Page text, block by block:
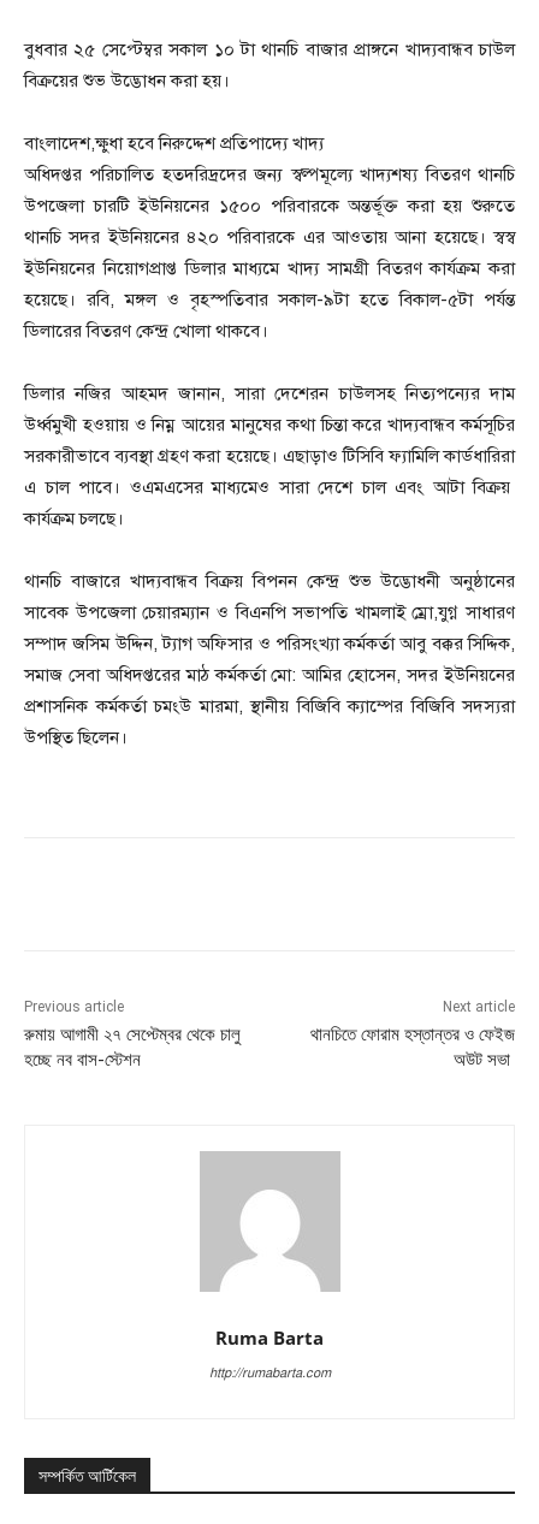
বুধবার ২৫ সেপ্টেম্বর সকাল ১০ টা থানচি বাজার প্রাঙ্গনে খাদ্যবান্ধব চাউল
বিক্রয়ের শুভ উদ্ভোধন করা হয়।
বাংলাদেশ,ক্ষুধা হবে নিরুদ্দেশ প্রতিপাদ্যে খাদ্য
অধিদপ্তর পরিচালিত হতদরিদ্রদের জন্য স্বল্পমূল্যে খাদ্যশষ্য বিতরণ থানচি
উপজেলা চারটি ইউনিয়নের ১৫০০ পরিবারকে অন্তর্ভূক্ত করা হয় শুরুতে
থানচি সদর ইউনিয়নের ৪২০ পরিবারকে এর আওতায় আনা হয়েছে। স্বস্ব
ইউনিয়নের নিয়োগপ্রাপ্ত ডিলার মাধ্যমে খাদ্য সামগ্রী বিতরণ কার্যক্রম করা
হয়েছে। রবি, মঙ্গল ও বৃহস্পতিবার সকাল-৯টা হতে বিকাল-৫টা পর্যন্ত
ডিলারের বিতরণ কেন্দ্র খোলা থাকবে।
ডিলার নজির আহমদ জানান, সারা দেশেরন চাউলসহ নিত্যপন্যের দাম
উর্ধ্বমুখী হওয়ায় ও নিম্ন আয়ের মানুষের কথা চিন্তা করে খাদ্যবান্ধব কর্মসূচির
সরকারীভাবে ব্যবস্থা গ্রহণ করা হয়েছে। এছাড়াও টিসিবি ফ্যামিলি কার্ডধারিরা
এ চাল পাবে। ওএমএসের মাধ্যমেও সারা দেশে চাল এবং আটা বিক্রয়
কার্যক্রম চলছে।
থানচি বাজারে খাদ্যবান্ধব বিক্রয় বিপনন কেন্দ্র শুভ উদ্ভোধনী অনুষ্ঠানের
সাবেক উপজেলা চেয়ারম্যান ও বিএনপি সভাপতি খামলাই ম্রো,যুগ্ন সাধারণ
সম্পাদ জসিম উদ্দিন, ট্যাগ অফিসার ও পরিসংখ্যা কর্মকর্তা আবু বক্কর সিদ্দিক,
সমাজ সেবা অধিদপ্তরের মাঠ কর্মকর্তা মো: আমির হোসেন, সদর ইউনিয়নের
প্রশাসনিক কর্মকর্তা চমংউ মারমা, স্থানীয় বিজিবি ক্যাম্পের বিজিবি সদস্যরা
উপস্থিত ছিলেন।
Previous article
রুমায় আগামী ২৭ সেপ্টেম্বর থেকে চালু
হচ্ছে নব বাস-স্টেশন
Next article
থানচিতে ফোরাম হস্তান্তর ও ফেইজ
অউট সভা
Ruma Barta
http://rumabarta.com
সম্পর্কিত আর্টিকেল